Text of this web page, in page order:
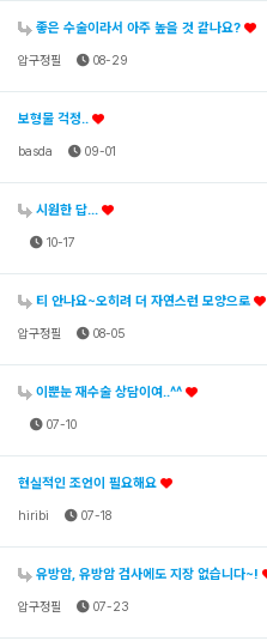
좋은 수술이라서 아주 높을 것 같나요?
압구정필 08-29
보형물 걱정..
basda 09-01
시원한 답...
10-17
티 안나요~오히려 더 자연스런 모양으로
압구정필 08-05
이뿐눈 재수술 상담이여..^^
07-10
현실적인 조언이 필요해요
hiribi 07-18
유방암, 유방암 검사에도 지장 없습니다~!
압구정필 07-23